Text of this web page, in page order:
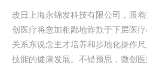
改日上海永锦发科技有限公司，跟
创医疗将愈加粗鄙地诈欺于下层医
关系东说念主才培养和步地化操作
技能的健康发展。不错预思，微创